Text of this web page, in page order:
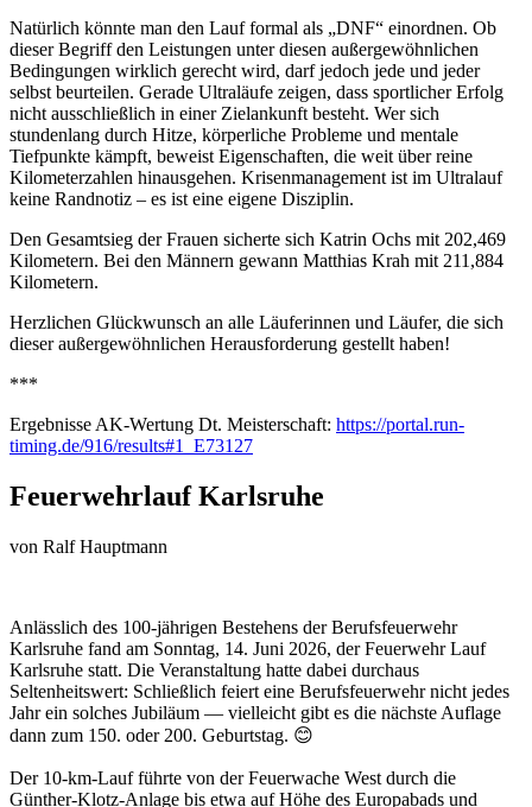
Natürlich könnte man den Lauf formal als „DNF“ einordnen. Ob
dieser Begriff den Leistungen unter diesen außergewöhnlichen
Bedingungen wirklich gerecht wird, darf jedoch jede und jeder
selbst beurteilen. Gerade Ultraläufe zeigen, dass sportlicher Erfolg
nicht ausschließlich in einer Zielankunft besteht. Wer sich
stundenlang durch Hitze, körperliche Probleme und mentale
Tiefpunkte kämpft, beweist Eigenschaften, die weit über reine
Kilometerzahlen hinausgehen. Krisenmanagement ist im Ultralauf
keine Randnotiz – es ist eine eigene Disziplin.
Den Gesamtsieg der Frauen sicherte sich Katrin Ochs mit 202,469
Kilometern. Bei den Männern gewann Matthias Krah mit 211,884
Kilometern.
Herzlichen Glückwunsch an alle Läuferinnen und Läufer, die sich
dieser außergewöhnlichen Herausforderung gestellt haben!
***
Ergebnisse AK-Wertung Dt. Meisterschaft: https://portal.run-
timing.de/916/results#1_E73127
Feuerwehrlauf Karlsruhe
von Ralf Hauptmann
Anlässlich des 100-jährigen Bestehens der Berufsfeuerwehr
Karlsruhe fand am Sonntag, 14. Juni 2026, der Feuerwehr Lauf
Karlsruhe statt. Die Veranstaltung hatte dabei durchaus
Seltenheitswert: Schließlich feiert eine Berufsfeuerwehr nicht jedes
Jahr ein solches Jubiläum — vielleicht gibt es die nächste Auflage
dann zum 150. oder 200. Geburtstag. 😊
Der 10-km-Lauf führte von der Feuerwache West durch die
Günther-Klotz-Anlage bis etwa auf Höhe des Europabads und